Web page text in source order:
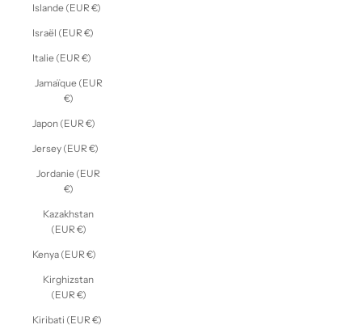
Islande (EUR €)
Israël (EUR €)
Italie (EUR €)
Jamaïque (EUR
€)
Japon (EUR €)
Jersey (EUR €)
Jordanie (EUR
€)
Kazakhstan
(EUR €)
Kenya (EUR €)
Kirghizstan
(EUR €)
Kiribati (EUR €)